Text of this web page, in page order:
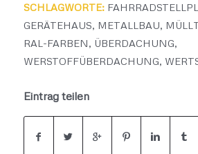
SCHLAGWORTE:
GERÄTEHAUS, METALLBAU,
RAL-FARBEN, ÜBERDACHUNG,
WERSTOFFÜBERDACHUNG,
Eintrag teilen